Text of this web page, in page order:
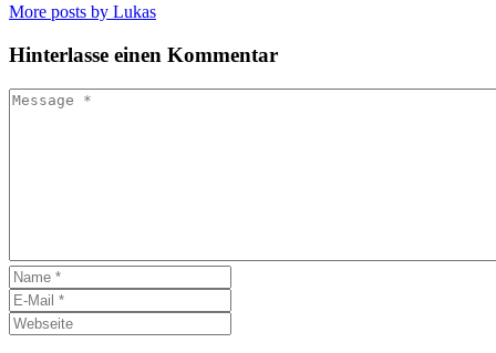
More posts by Lukas
Hinterlasse einen Kommentar